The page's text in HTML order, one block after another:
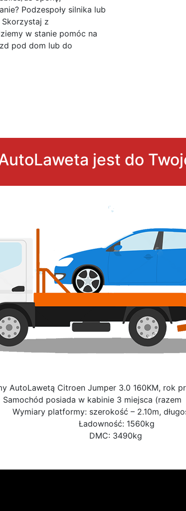
Podzespoły silnika lub
Skorzystaj z
w stanie pomóc na
pod dom lub do
jest do
AutoLawetą Citroen Jumper 3.0 160KM, rok
Samochód posiada w kabinie 3 miejsca
Wymiary platformy: szerokość – 2.10m,
Ładowność: 1560kg
DMC: 3490kg